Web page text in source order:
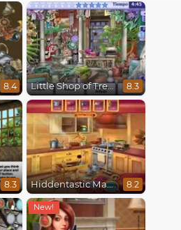
8.4 Little Shop of Treasures 8.3
8.3 Hiddentastic Mansion 8.2